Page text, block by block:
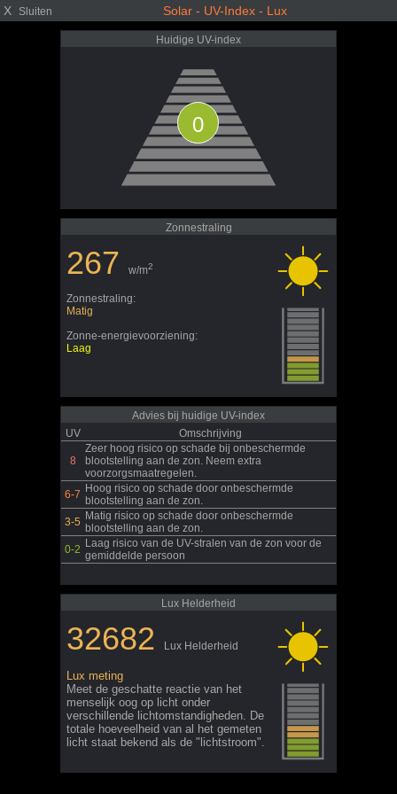
X Sluiten Solar - UV-Index - Lux
Huidige UV-index
0
Zonnestraling
267 w/m2
Zonnestraling:
Matig
Zonne-energievoorziening:
Laag
Advies bij huidige UV-index
UV
Omschrijving
8
Zeer hoog risico op schade bij onbeschermde
blootstelling aan de zon. Neem extra
voorzorgsmaatregelen.
6-7 Hoog risico op schade door onbeschermde
blootstelling aan de zon.
3-5 Matig risico op schade door onbeschermde
blootstelling aan de zon.
0-2 Laag risico van de UV-stralen van de zon voor de
gemiddelde persoon
Lux Helderheid
32682 Lux Helderheid
Lux meting
Meet de geschatte reactie van het
menselijk oog op licht onder
verschillende lichtomstandigheden. De
totale hoeveelheid van al het gemeten
licht staat bekend als de "lichtstroom".